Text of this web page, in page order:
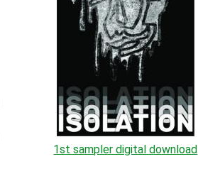
1st sampler digital download